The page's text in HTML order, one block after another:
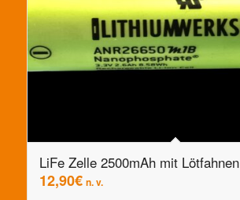
LiFe Zelle 2500mAh mit
12,90€ n. v.